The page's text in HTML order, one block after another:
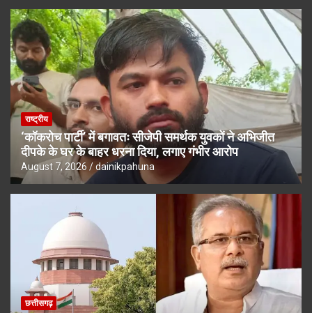
राष्ट्रीय
‘कॉकरोच पार्टी’ में बगावतः सीजेपी समर्थक युवकों ने अभिजीत
दीपके के घर के बाहर धरना दिया, लगाए गंभीर आरोप
August 7, 2026 dainikpahuna
छत्तीसगढ़